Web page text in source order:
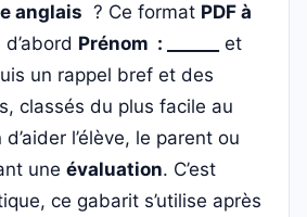
anglais ? Ce format PDF à
Prénom : ______
et
un rappel bref et des
classés du plus facile au
l’élève, le parent ou
une évaluation. C’est
ce gabarit s’utilise après